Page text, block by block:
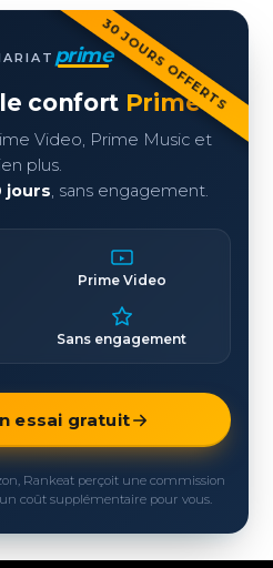
30 JOURS OFFERTS
prime
confort Prime
Video, Prime Music et
plus.
jours, sans engagement.
Prime Video
Sans engagement
essai gratuit
Rankeat perçoit une commission
coût supplémentaire pour vous.